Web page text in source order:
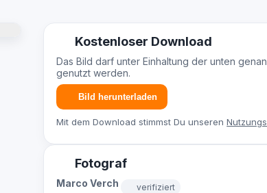
Kostenloser Download
Das Bild darf unter Einhaltung der unten
genutzt werden.
Bild herunterladen
Mit dem Download stimmst Du unseren
Fotograf
Marco Verch verifiziert